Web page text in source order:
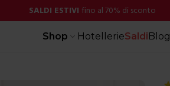
SALDI ESTIVI fino al 70% di sconto
Shop HotellerieSaldiBlog